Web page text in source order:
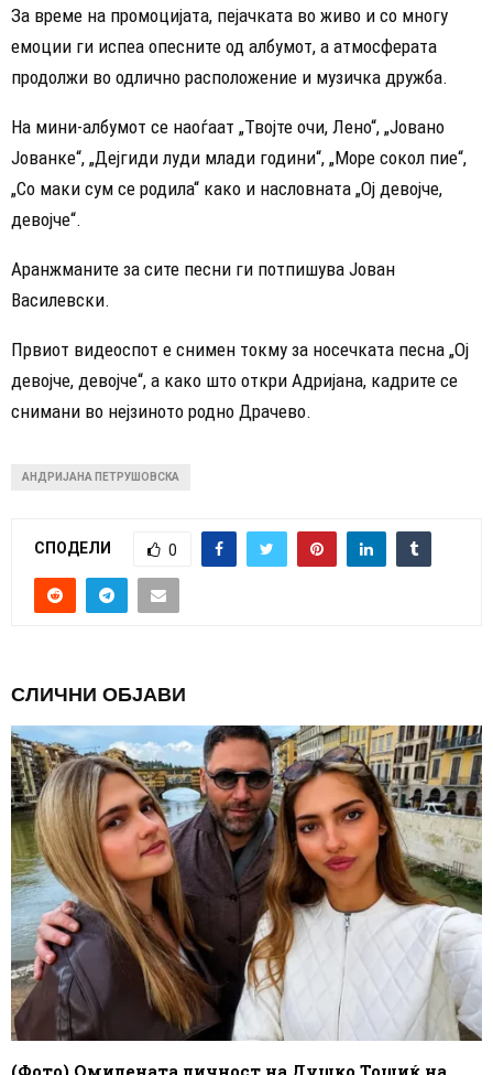
За време на промоцијата, пејачката во живо и со многу
емоции ги испеа опесните од албумот, а атмосферата
продолжи во одлично расположение и музичка дружба.
На мини-албумот се наоѓаат „Твојте очи, Лено“, „Јовано
Јованке“, „Дејгиди луди млади години“, „Море сокол пие“,
„Со маки сум се родила“ како и насловната „Ој девојче,
девојче“.
Аранжманите за сите песни ги потпишува Јован
Василевски.
Првиот видеоспот е снимен токму за носечката песна „Ој
девојче, девојче“, а како што откри Адријана, кадрите се
снимани во нејзиното родно Драчево.
АНДРИЈАНА ПЕТРУШОВСКА
СПОДЕЛИ 0
СЛИЧНИ ОБЈАВИ
(Фото) Омилената личност на Душко Тошиќ на